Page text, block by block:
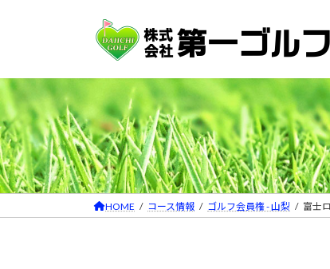
ツ
へ
ス
キ
ッ
プ
シ
ョ
ン
に
移
動
HOME コース情報 ゴルフ会員権 - 山梨 富士